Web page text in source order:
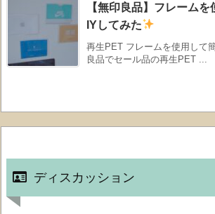
【無印良品】フレーム
IYしてみた
再生PET フレームを使用して
良品でセール品の再生PET ...
ディスカッション